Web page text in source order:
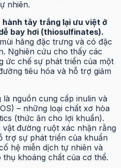
nhiên.
hành tây trắng lại ưu việt ở
bay hơi (thiosulfinates).
hăng đặc trưng và có đặc
Nghiên cứu cho thấy các
ức chế sự phát triển của một
tiêu hóa và hỗ trợ giảm
nguồn cung cấp inulin và
– những loại chất xơ hòa
(thức ăn cho lợi khuẩn).
vật đường ruột xác nhận rằng
trợ sự phát triển của khuẩn
hệ miễn dịch tự nhiên và
khoáng chất của cơ thể.